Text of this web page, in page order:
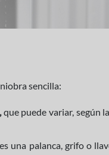
sencilla:
que puede variar, según
una palanca, grifo o